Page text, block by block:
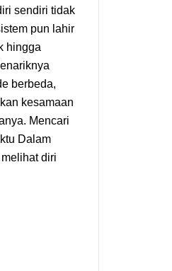
sendiri tidak
pun lahir
hingga
berbeda,
kesamaan
Mencari
Dalam
diri